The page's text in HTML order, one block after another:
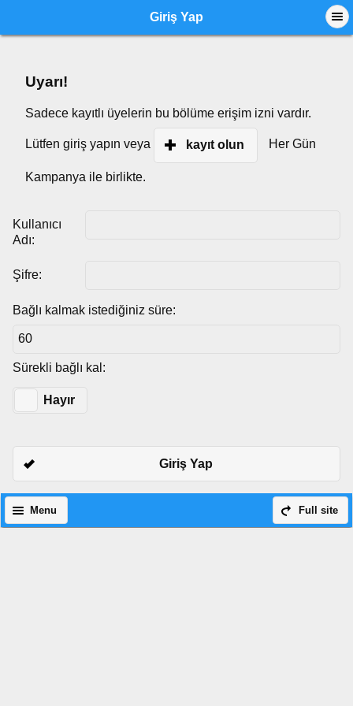
Giriş Yap
Uyarı!
Sadece kayıtlı üyelerin bu bölüme erişim izni vardır.
Lütfen giriş yapın veya kayıt olun Her Gün
Kampanya ile birlikte.
Kullanıcı
Adı:
Şifre:
Bağlı kalmak istediğiniz süre:
Sürekli bağlı kal:
Hayır
Giriş Yap
Full site
Menu